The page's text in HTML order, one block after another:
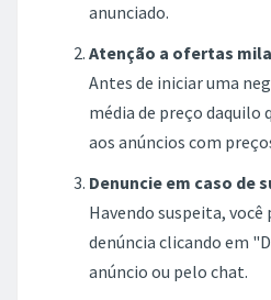
anunciado.
Atenção a ofertas
Antes de iniciar uma
média de preço daquilo
aos anúncios com
Denuncie em caso de
Havendo suspeita, você
denúncia clicando em
anúncio ou pelo chat.